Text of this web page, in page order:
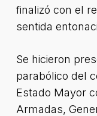
finalizó con el
sentida
Se hicieron
parabólico del
Estado Mayor
Armadas,